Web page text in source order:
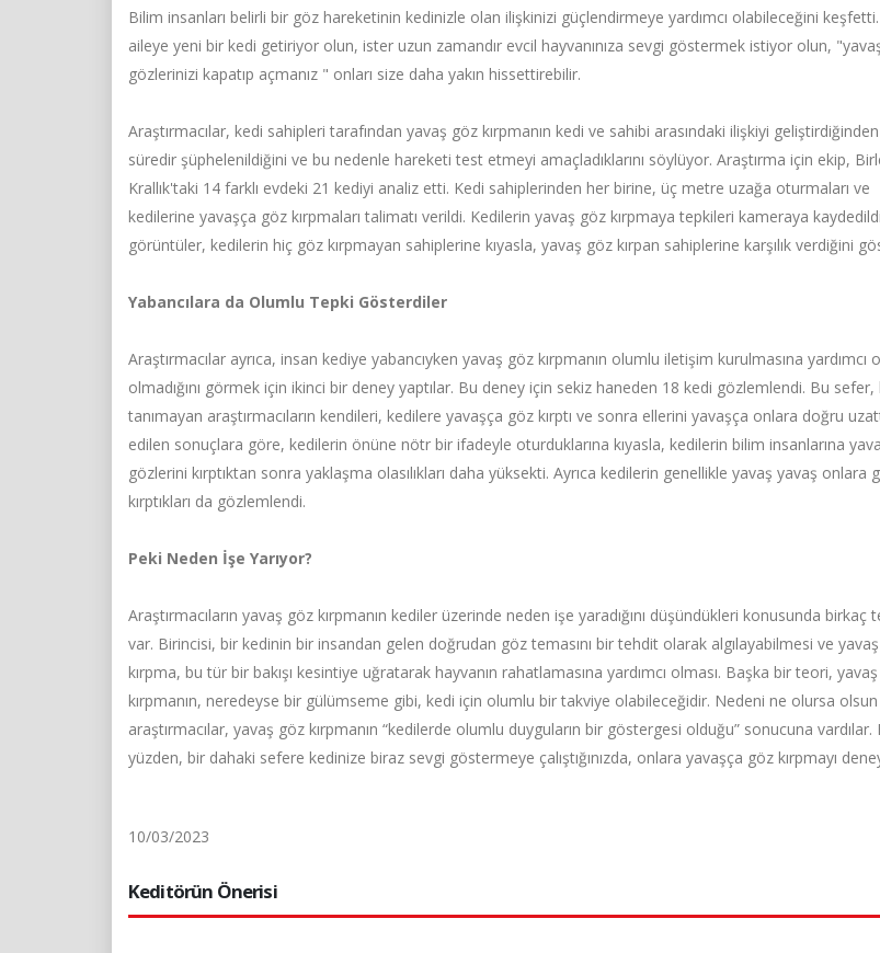
Bilim insanları belirli bir göz hareketinin kedinizle olan ilişkinizi güçlendirmeye yardımcı olabileceğini
aileye yeni bir kedi getiriyor olun, ister uzun zamandır evcil hayvanınıza sevgi göstermek istiyor olun,
gözlerinizi kapatıp açmanız " onları size daha yakın hissettirebilir.
Araştırmacılar, kedi sahipleri tarafından yavaş göz kırpmanın kedi ve sahibi arasındaki ilişkiyi
süredir şüphelenildiğini ve bu nedenle hareketi test etmeyi amaçladıklarını söylüyor. Araştırma için ekip,
Krallık'taki 14 farklı evdeki 21 kediyi analiz etti. Kedi sahiplerinden her birine, üç metre uzağa oturmaları ve
kedilerine yavaşça göz kırpmaları talimatı verildi. Kedilerin yavaş göz kırpmaya tepkileri kameraya
görüntüler, kedilerin hiç göz kırpmayan sahiplerine kıyasla, yavaş göz kırpan sahiplerine karşılık verdiğini
Yabancılara da Olumlu Tepki Gösterdiler
Araştırmacılar ayrıca, insan kediye yabancıyken yavaş göz kırpmanın olumlu iletişim kurulmasına yardımcı
olmadığını görmek için ikinci bir deney yaptılar. Bu deney için sekiz haneden 18 kedi gözlemlendi. Bu sefer,
tanımayan araştırmacıların kendileri, kedilere yavaşça göz kırptı ve sonra ellerini yavaşça onlara doğru
edilen sonuçlara göre, kedilerin önüne nötr bir ifadeyle oturduklarına kıyasla, kedilerin bilim insanlarına
gözlerini kırptıktan sonra yaklaşma olasılıkları daha yüksekti. Ayrıca kedilerin genellikle yavaş yavaş onlara
kırptıkları da gözlemlendi.
Peki Neden İşe Yarıyor?
Araştırmacıların yavaş göz kırpmanın kediler üzerinde neden işe yaradığını düşündükleri konusunda birkaç
var. Birincisi, bir kedinin bir insandan gelen doğrudan göz temasını bir tehdit olarak algılayabilmesi ve
kırpma, bu tür bir bakışı kesintiye uğratarak hayvanın rahatlamasına yardımcı olması. Başka bir teori,
kırpmanın, neredeyse bir gülümseme gibi, kedi için olumlu bir takviye olabileceğidir. Nedeni ne olursa olsun
araştırmacılar, yavaş göz kırpmanın “kedilerde olumlu duyguların bir göstergesi olduğu” sonucuna vardılar.
yüzden, bir dahaki sefere kedinize biraz sevgi göstermeye çalıştığınızda, onlara yavaşça göz kırpmayı
10/03/2023
Keditörün Önerisi